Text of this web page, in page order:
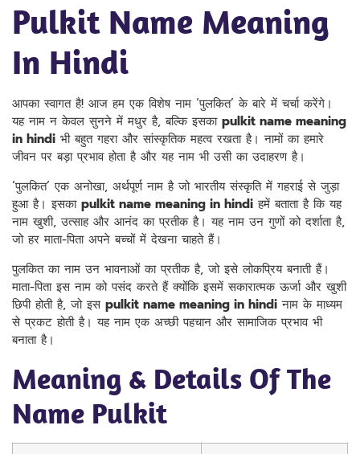
Pulkit Name Meaning
In Hindi
आपका स्वागत है! आज हम एक विशेष नाम ‘पुलकित’ के बारे में चर्चा करेंगे।
यह नाम न केवल सुनने में मधुर है, बल्कि इसका pulkit name meaning
in hindi भी बहुत गहरा और सांस्कृतिक महत्व रखता है। नामों का हमारे
जीवन पर बड़ा प्रभाव होता है और यह नाम भी उसी का उदाहरण है।
‘पुलकित’ एक अनोखा, अर्थपूर्ण नाम है जो भारतीय संस्कृति में गहराई से जुड़ा
हुआ है। इसका pulkit name meaning in hindi हमें बताता है कि यह
नाम खुशी, उत्साह और आनंद का प्रतीक है। यह नाम उन गुणों को दर्शाता है,
जो हर माता-पिता अपने बच्चों में देखना चाहते हैं।
पुलकित का नाम उन भावनाओं का प्रतीक है, जो इसे लोकप्रिय बनाती हैं।
माता-पिता इस नाम को पसंद करते हैं क्योंकि इसमें सकारात्मक ऊर्जा और खुशी
छिपी होती है, जो इस pulkit name meaning in hindi नाम के माध्यम
से प्रकट होती है। यह नाम एक अच्छी पहचान और सामाजिक प्रभाव भी
बनाता है।
Meaning & Details Of The
Name Pulkit